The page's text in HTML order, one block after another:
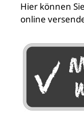
Hier können
online